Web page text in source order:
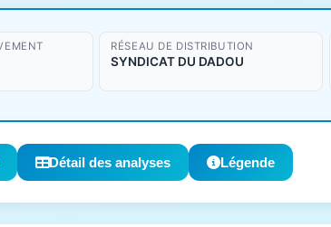
de l'eau
RÉSEAU DE DISTRIBUTION
SYNDICAT DU DADOU
Détail des analyses Légende